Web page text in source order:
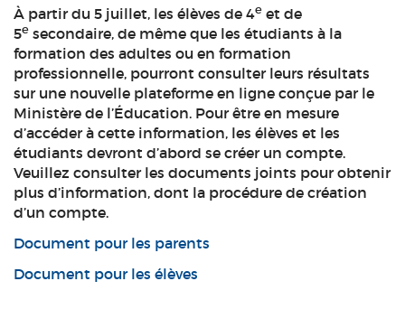
À partir du 5 juillet, les élèves de 4e et de
5e secondaire, de même que les étudiants à la
formation des adultes ou en formation
professionnelle, pourront consulter leurs résultats
sur une nouvelle plateforme en ligne conçue par le
Ministère de l’Éducation. Pour être en mesure
d’accéder à cette information, les élèves et les
étudiants devront d’abord se créer un compte.
Veuillez consulter les documents joints pour obtenir
plus d’information, dont la procédure de création
d’un compte.
Document pour les parents
Document pour les élèves